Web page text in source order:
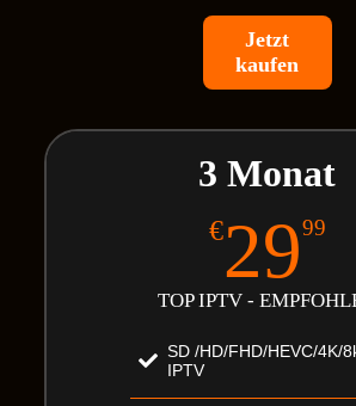
Jetzt
kaufen
3 Monat
€2999
TOP IPTV -
SD /HD/FHD/HEVC/4K/
IPTV